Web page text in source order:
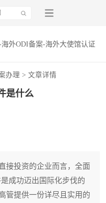
外ODI备案-海外大使馆认证
办理 > 文章详情
是什么
接投资的企业而言，全面
成功迈出国际化步伐的
管提供一份详尽且实用的